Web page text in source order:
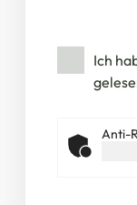
Ich
Anti-